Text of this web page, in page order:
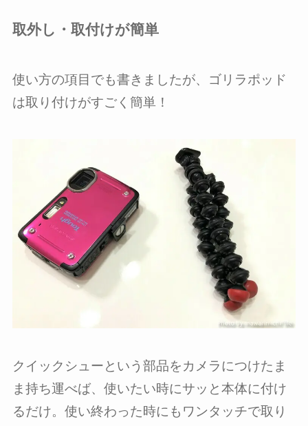
取外し・取付けが簡単
使い方の項目でも書きましたが、ゴリラポッド
は取り付けがすごく簡単！
クイックシューという部品をカメラにつけたま
ま持ち運べば、使いたい時にサッと本体に付け
るだけ。使い終わった時にもワンタッチで取り